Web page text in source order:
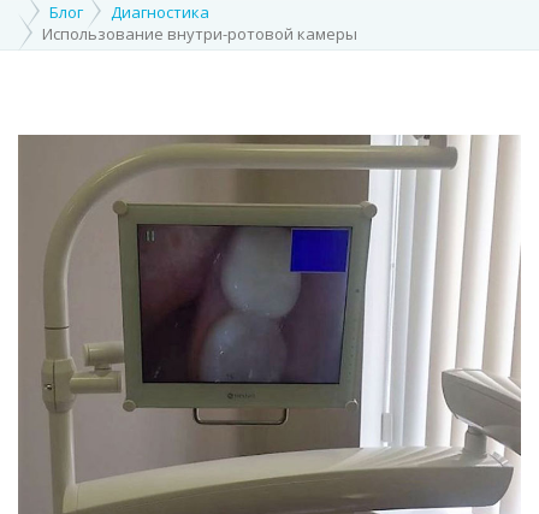
Блог
Диагностика
Использование внутри-ротовой камеры